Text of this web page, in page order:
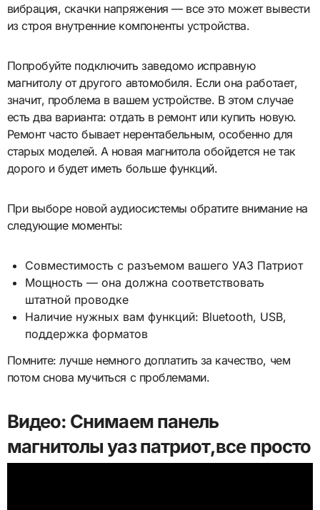
вибрация, скачки напряжения — все это может вывести
из строя внутренние компоненты устройства.
Попробуйте подключить заведомо исправную
магнитолу от другого автомобиля. Если она работает,
значит, проблема в вашем устройстве. В этом случае
есть два варианта: отдать в ремонт или купить новую.
Ремонт часто бывает нерентабельным, особенно для
старых моделей. А новая магнитола обойдется не так
дорого и будет иметь больше функций.
При выборе новой аудиосистемы обратите внимание на
следующие моменты:
Совместимость с разъемом вашего УАЗ Патриот
Мощность — она должна соответствовать
штатной проводке
Наличие нужных вам функций: Bluetooth, USB,
поддержка форматов
Помните: лучше немного доплатить за качество, чем
потом снова мучиться с проблемами.
Видео: Снимаем панель
магнитолы уаз патриот,все просто